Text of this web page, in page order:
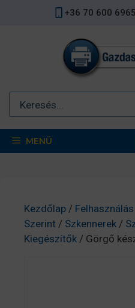
+36 70 600 6965
MENÜ
Kezdőlap / Felhasználás
Szerint / Szkennerek /
Kiegészítők / Görgő